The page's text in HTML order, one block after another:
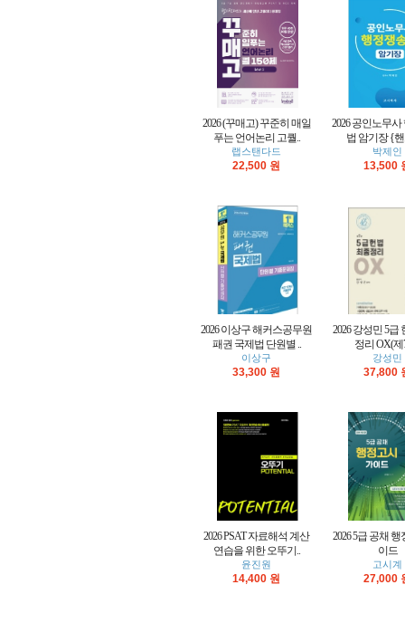
2026 (꾸매고) 꾸준히 매일
푸는 언어논리 고퀄..
랩스탠다드
22,500 원
2026 공인노무
법 암기장 {
박제인
13,500
2026 이상구 해커스공무원
패권 국제법 단원별 ..
이상구
33,300 원
2026 강성민 5급
정리 OX(제
강성민
37,800
2026 PSAT 자료해석 계산
연습을 위한 오뚜기..
윤진원
14,400 원
2026 5급 공채
이드
고시계
27,000